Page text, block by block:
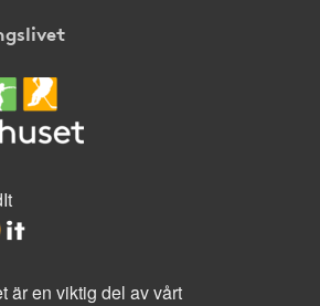
är en viktig del av vårt